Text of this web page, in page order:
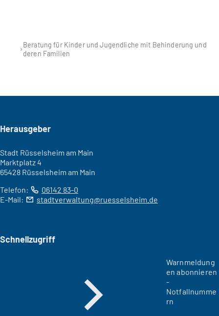
Beratung für Kinder und Jugendliche mit Behinderung und
deren Familien
Seitenfuß
Herausgeber
Stadt Rüsselsheim am Main
Marktplatz 4
65428 Rüsselsheim am Main
Telefon:
06142 83-0
E-Mail:
stadtverwaltung ruesselsheim de
Schnellzugriff
Warnmeldung
en abonnieren
-
Notfallnumme
rn